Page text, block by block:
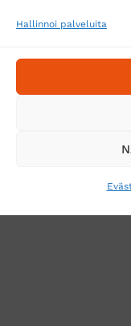
Hallinnoi palveluita